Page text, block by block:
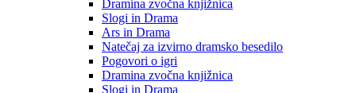
Dramina zvočna knjižnica
Slogi in Drama
Ars in Drama
Natečaj za izvirno dramsko besedilo
Pogovori o igri
Dramina zvočna knjižnica
Slogi in Drama